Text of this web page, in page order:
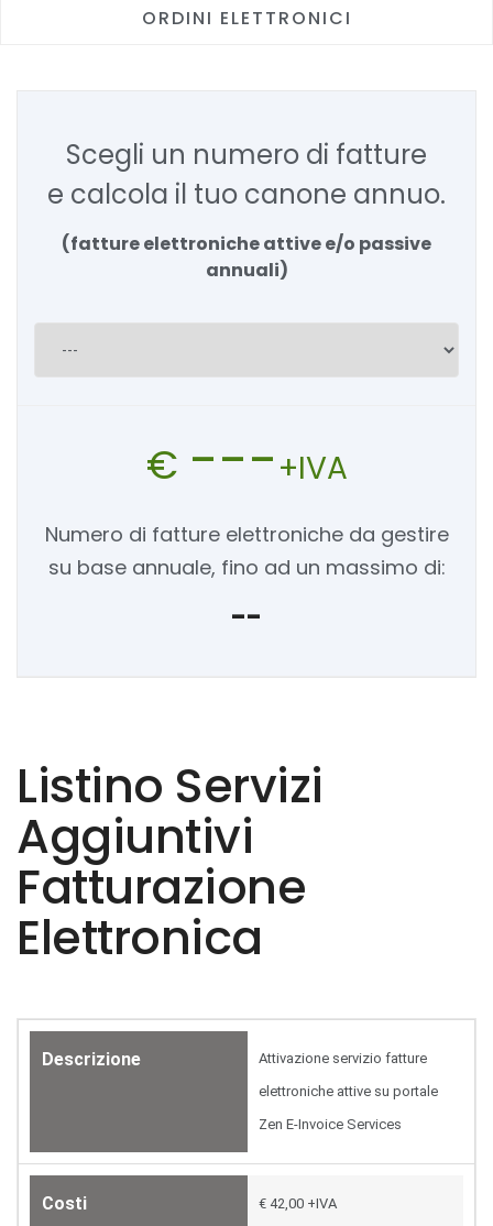
ORDINI ELETTRONICI
Scegli un numero di fatture
e calcola il tuo canone annuo.
(fatture elettroniche attive e/o passive
annuali)
€ ---+IVA
Numero di fatture elettroniche da gestire
su base annuale, fino ad un massimo di:
--
Listino Servizi
Aggiuntivi
Fatturazione
Elettronica
Descrizione
Attivazione servizio fatture
elettroniche attive su portale
Zen E-Invoice Services
Costi € 42,00 +IVA